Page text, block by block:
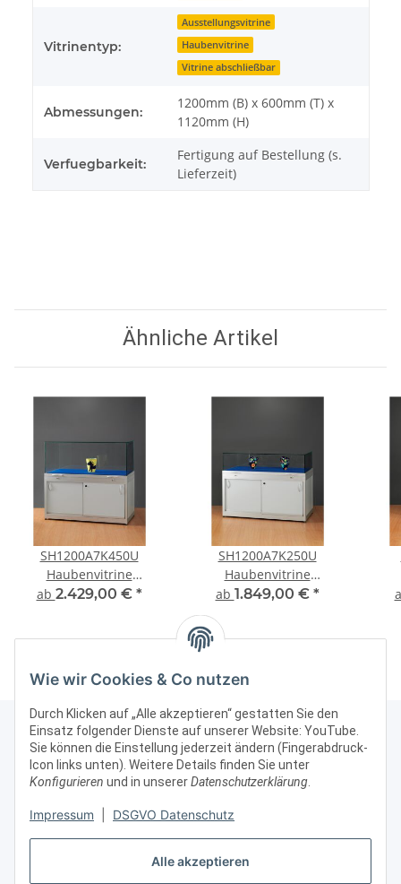
Alle akzeptieren
Wie wir Cookies & Co nutzen
Durch Klicken auf „Alle akzeptieren“ gestatten Sie den
Einsatz folgender Dienste auf unserer Website: YouTube.
Sie können die Einstellung jederzeit ändern (Fingerabdruck-
Icon links unten). Weitere Details finden Sie unter
Konfigurieren und in unsererDatenschutzerklärung.
Impressum DSGVO Datenschutz
Vitrinentyp:
Ausstellungsvitrine
Haubenvitrine
Vitrine abschließbar
Abmessungen:
1200mm (B) x 600mm (T) x
1120mm (H)
Verfuegbarkeit:
Fertigung auf Bestellung (s.
Lieferzeit)
Ähnliche Artikel
SH1200A7K450U
Haubenvitrine
Präsentationstisch
450mm Haubenhöhe mit
Unterbau Sockelvitrine
oder mit Unterschrank
ab 2.429,00 € *
SH1200A7K250U
Haubenvitrine
Präsentationstisch
Ausstellungsvitrine aus
Glas und Alu Silber mit
Unterbau Sockelvitrine
oder mit Unterschrank
ab 1.849,00 € *
Kontakt & Rechtliches
Weitere Informationen